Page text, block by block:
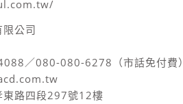
公司
／080-080-6278（市話免付費）
東路四段297號12樓